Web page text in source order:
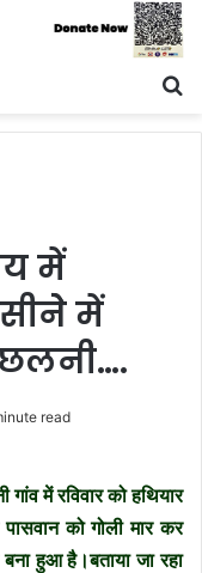
में
सीनेे में
read
गांव में रविवार को हथियार
को गोली मार कर
हुआ है।बताया जा रहा